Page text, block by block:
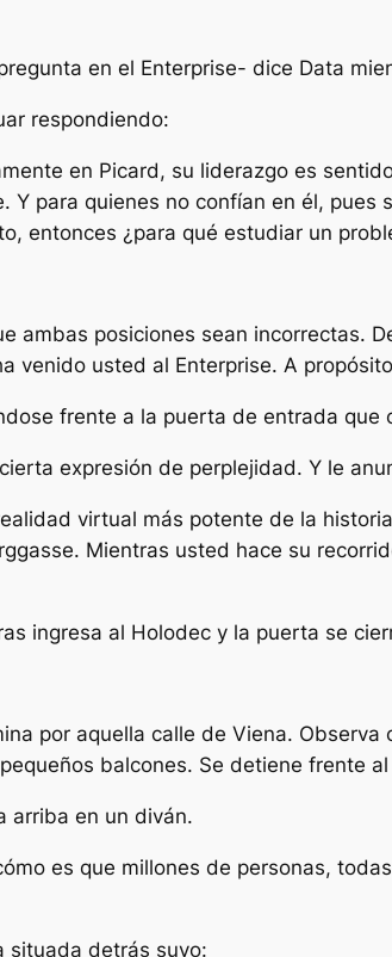
en el Enterprise- dice Data
respondiendo:
en Picard, su liderazgo es
Y para quienes no confían en él,
entonces ¿para qué estudiar un
ambas posiciones sean incorrectas.
venido usted al Enterprise. A
frente a la puerta de entrada que
expresión de perplejidad. Y le
virtual más potente de la
Mientras usted hace su
ingresa al Holodec y la puerta se
por aquella calle de Viena.
balcones. Se detiene frente al
arriba en un diván.
es que millones de personas,
situada detrás suyo: